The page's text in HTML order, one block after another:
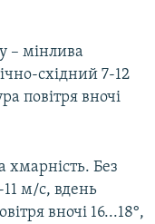
– мінлива
східний 7-12
повітря вночі
хмарність. Без
11 м/с, вдень
вночі 16...18°,